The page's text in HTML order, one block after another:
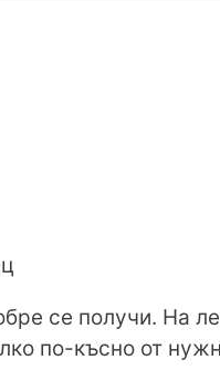
се получи. На
по-късно от